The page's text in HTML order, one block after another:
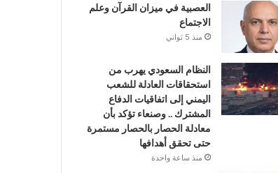
العصبية في ميزان القرآن وعلم
الاجتماع
منذ 5 ثواني
النظام السعودي يهرب من
استحقاقات العادلة للشعب
اليمني إلى اتفاقيات الدفاع
المشترك .. وصنعاء تؤكد بأن
معادلة الحصار بالحصار مستمرة
حتى تحقق أهدافها
منذ ساعة واحدة